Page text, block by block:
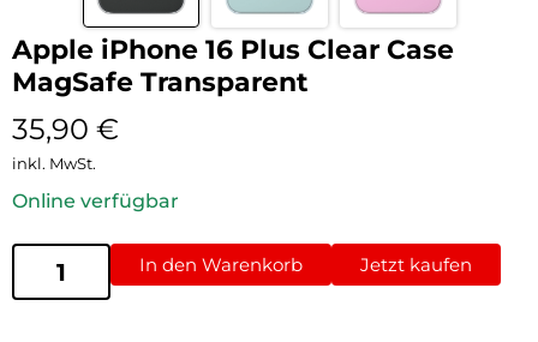
Apple iPhone 16 Plus Clear Case
MagSafe Transparent
35,90 €
inkl. MwSt.
Online verfügbar
In den Warenkorb Jetzt kaufen